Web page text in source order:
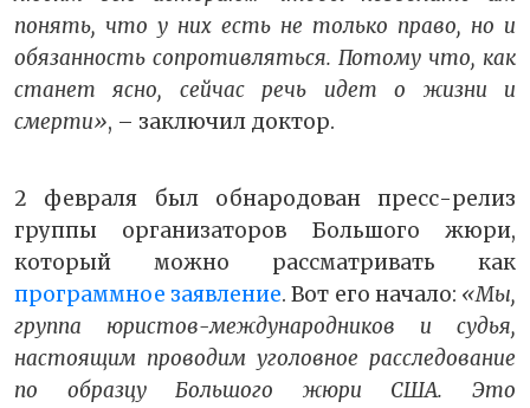
понять, что у них есть не только право, но и
обязанность сопротивляться. Потому что, как
станет ясно, сейчас речь идет о жизни и
смерти», – заключил доктор.
2 февраля был обнародован пресс-релиз
группы организаторов Большого жюри,
который можно рассматривать как
программное заявление. Вот его начало: «Мы,
группа юристов-международников и судья,
настоящим проводим уголовное расследование
по образцу Большого жюри США. Это